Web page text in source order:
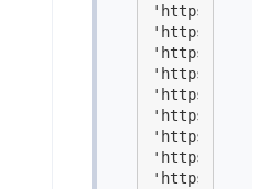
'https://
'https://
'https://
'https://
'https://
'https://
'https://
'https://
'https://